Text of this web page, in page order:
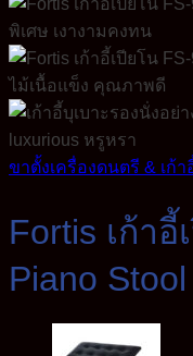
ขาตั้งเครื่องดนตรี & เก้า
Fortis เก้าอี้
Piano Stool